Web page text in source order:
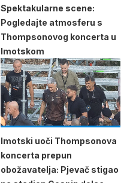
Spektakularne scene:
Pogledajte atmosferu s
Thompsonovog koncerta u
Imotskom
Imotski uoči Thompsonova
koncerta prepun
obožavatelja: Pjevač stigao